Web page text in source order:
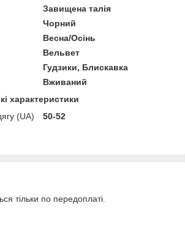
Завищена талія
Чорний
Весна/Осінь
Вельвет
Гудзики, Блискавка
Вживаний
характеристики
(UA)
50-52
тільки по передоплаті.